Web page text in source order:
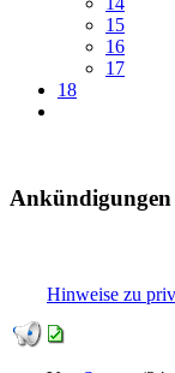
15
16
17
18
Hinweise zu